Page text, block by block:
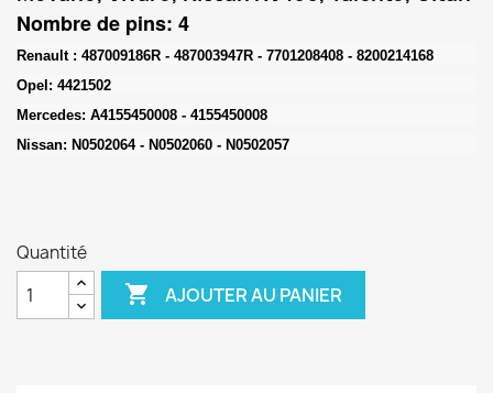
Nombre de pins: 4
Renault : 487009186R - 487003947R - 7701208408 - 8200214168
Opel : 4421502
Mercedes: A4155450008 - 4155450008
Nissan: N0502064 - N0502060 - N0502057
Quantité
 AJOUTER AU PANIER